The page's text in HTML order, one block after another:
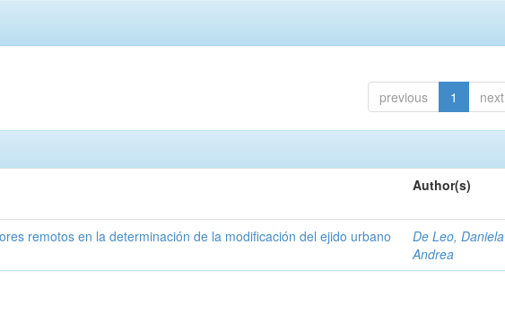
previous 1 next
Author(s)
remotos en la determinación de la modificación del ejido urbano
De Leo, Daniela
Andrea